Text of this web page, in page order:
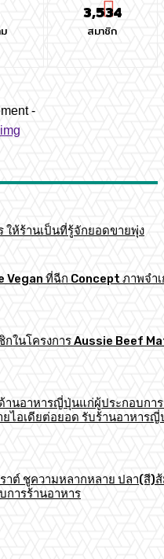
3,534
สมาชิก
-
ให้ร้านเป็นที่รู้จักยอดขายพุ่ง
Vegan ที่ฉีก Concept ภาพจำเ
กในโครงการ Aussie Beef
านอาหารญี่ปุ่นแก่ผู้ประกอบกา
ไอเดียต่อยอด รับร้านอาหาร
าต์ ชูความหลากหลาย ปลา(สี)
การร้านอาหาร